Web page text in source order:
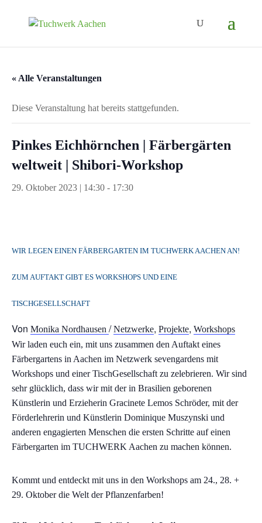
« Alle Veranstaltungen
Diese Veranstaltung hat bereits stattgefunden.
Pinkes Eichhörnchen | Färbergärten
weltweit | Shibori-Workshop
29. Oktober 2023 | 14:30 - 17:30
WIR LEGEN EINEN FÄRBERGARTEN IM TUCHWERK AACHEN AN!
ZUM AUFTAKT GIBT ES WORKSHOPS UND EINE
TISCHGESELLSCHAFT
Von Monika Nordhausen /Netzwerke, Projekte, Workshops
Wir laden euch ein, mit uns zusammen den Auftakt eines
Färbergartens in Aachen im Netzwerk sevengardens mit
Workshops und einer TischGesellschaft zu zelebrieren. Wir sind
sehr glücklich, dass wir mit der in Brasilien geborenen
Künstlerin und Erzieherin Gracinete Lemos Schröder, mit der
Förderlehrerin und Künstlerin Dominique Muszynski und
anderen engagierten Menschen die ersten Schritte auf einen
Färbergarten im TUCHWERK Aachen zu machen können.
Kommt und entdeckt mit uns in den Workshops am 24., 28. +
29. Oktober die Welt der Pflanzenfarben!